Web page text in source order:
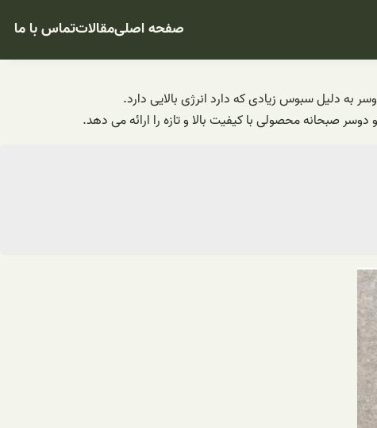
صفحه اصلیمقالاتتماس با ما
به دلیل سبوس زیادی که دارد انرژی بالایی دارد.
صبحانه محصولی با کیفیت بالا و تازه را ارائه می دهد.